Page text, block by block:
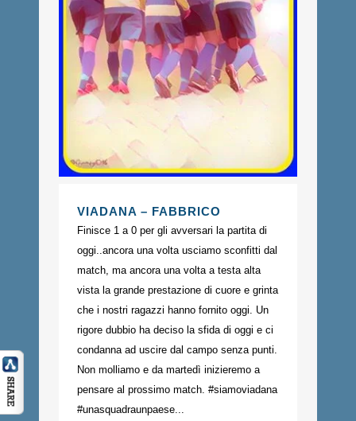
VIADANA – FABBRICO
Finisce 1 a 0 per gli avversari la partita di
oggi..ancora una volta usciamo sconfitti dal
match, ma ancora una volta a testa alta
vista la grande prestazione di cuore e grinta
che i nostri ragazzi hanno fornito oggi. Un
rigore dubbio ha deciso la sfida di oggi e ci
condanna ad uscire dal campo senza punti.
Non molliamo e da martedì inizieremo a
pensare al prossimo match. #siamoviadana
#unasquadraunpaese...